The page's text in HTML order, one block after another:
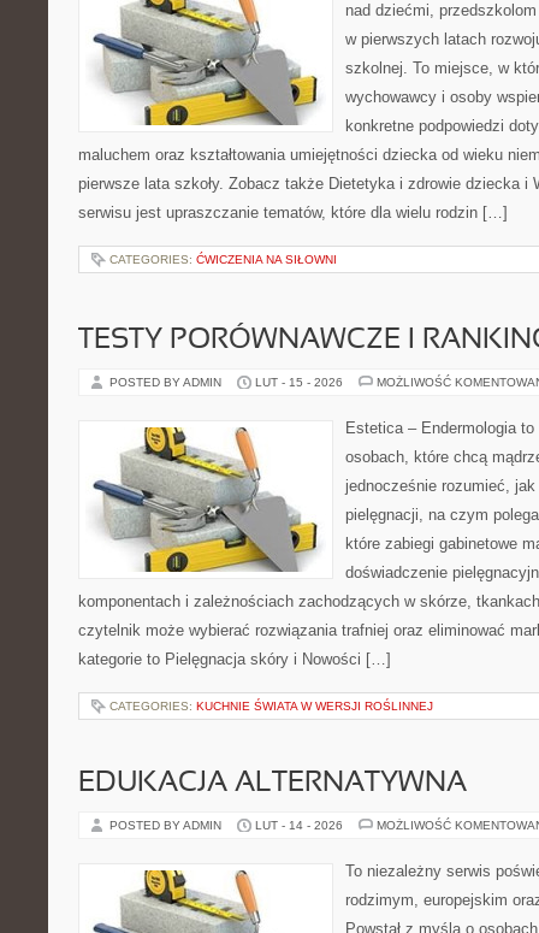
nad dziećmi,
w pierwszych latach
szkolnej. To miejsce, w
wychowawcy i osoby
konkretne podpowiedzi
maluchem oraz kształtowania umiejętności dziecka od wieku
pierwsze lata szkoły. Zobacz także Dietetyka i zdrowie dziecka i
serwisu jest upraszczanie tematów, które dla wielu rodzin […]
CATEGORIES: ĆWICZENIA NA SIŁOWNI
TESTY PORÓWNAWCZE I
POSTED BY ADMIN LUT - 15 - 2026 MOŻLIWOŚĆ
Estetica – Endermologia
osobach, które chcą
jednocześnie rozumieć, jak
pielęgnacji, na czym
które zabiegi gabinetowe
doświadczenie
komponentach i zależnościach zachodzących w skórze,
czytelnik może wybierać rozwiązania trafniej oraz eliminować
kategorie to Pielęgnacja skóry i Nowości […]
CATEGORIES: KUCHNIE ŚWIATA W WERSJI ROŚLINNEJ
EDUKACJA ALTERNATYWNA
POSTED BY ADMIN LUT - 14 - 2026 MOŻLIWOŚĆ
To niezależny serwis
rodzimym, europejskim
Powstał z myślą o